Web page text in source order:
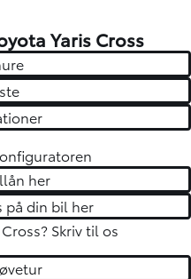
Yaris Cross
her
på din bil her
Skriv til os